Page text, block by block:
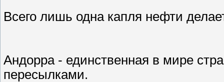
Всего лишь одна капля нефти
Андорра - единственная в мире
пересылками.